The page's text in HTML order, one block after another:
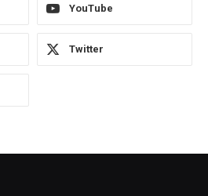
YouTube
Twitter